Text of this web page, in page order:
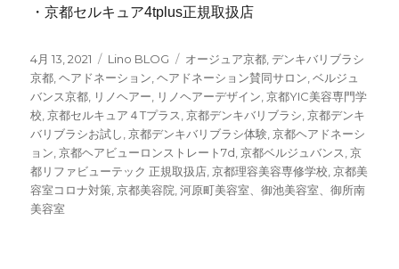
・京都セルキュア4tplus正規取扱店
投
稿
日:
4月 13, 2021
カ
テ
ゴ
リ
ー
Lino BLOG
タ
グ
オージュア京都 ,デンキバリブラシ
京都 ,ヘアドネーション ,ヘアドネーション賛同サロン ,ベルジュ
バンス京都 リノヘアー リノヘアーデザイン ,京都YIC美容専門学
校 ,京都セルキュア４Tプラス ,京都デンキバリブラシ ,京都デンキ
バリブラシお試し ,京都デンキバリブラシ体験 ,京都ヘアドネーシ
ョン ,京都ヘアビューロンストレート7d ,京都ベルジュバンス ,京
都リファビューテック 正規取扱店 ,京都理容美容専修学校 ,京都美
容室コロナ対策 ,京都美容院 ,河原町美容室、御池美容室、御所南
美容室